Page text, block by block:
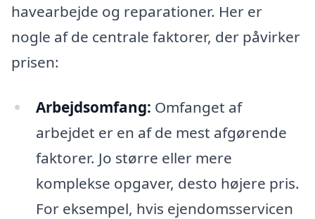
havearbejde og reparationer. Her er
nogle af de centrale faktorer, der påvirker
prisen:
Arbejdsomfang: Omfanget af
arbejdet er en af de mest afgørende
faktorer. Jo større eller mere
komplekse opgaver, desto højere pris.
For eksempel, hvis ejendomsservicen